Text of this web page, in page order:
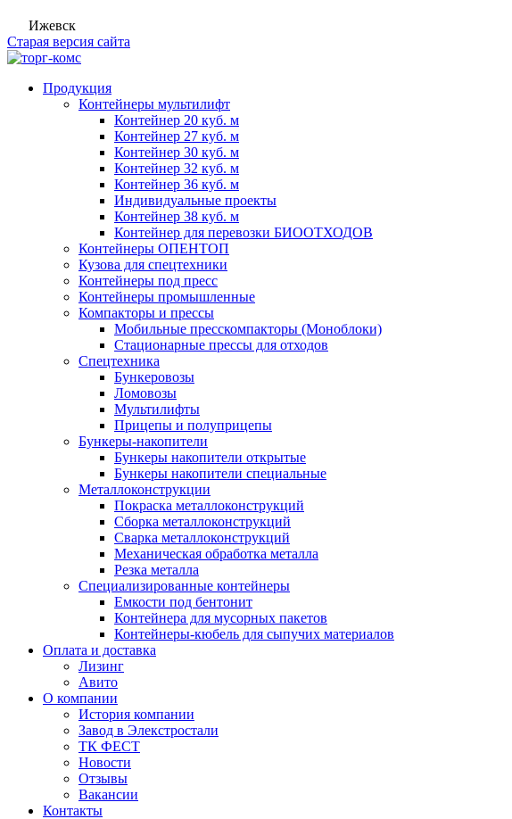
Ижевск
Старая версия сайта
Продукция
Контейнеры мультилифт
Контейнер 20 куб. м
Контейнер 27 куб. м
Контейнер 30 куб. м
Контейнер 32 куб. м
Контейнер 36 куб. м
Индивидуальные проекты
Контейнер 38 куб. м
Контейнер для перевозки БИООТХОДОВ
Контейнеры ОПЕНТОП
Кузова для спецтехники
Контейнеры под пресс
Контейнеры промышленные
Компакторы и прессы
Мобильные пресскомпакторы (Моноблоки)
Стационарные прессы для отходов
Спецтехника
Бункеровозы
Ломовозы
Мультилифты
Прицепы и полуприцепы
Бункеры-накопители
Бункеры накопители открытые
Бункеры накопители специальные
Металлоконструкции
Покраска металлоконструкций
Сборка металлоконструкций
Сварка металлоконструкций
Механическая обработка металла
Резка металла
Специализированные контейнеры
Емкости под бентонит
Контейнера для мусорных пакетов
Контейнеры-кюбель для сыпучих материалов
Оплата и доставка
Лизинг
Авито
О компании
История компании
Завод в Элекстростали
ТК ФЕСТ
Новости
Отзывы
Вакансии
Контакты